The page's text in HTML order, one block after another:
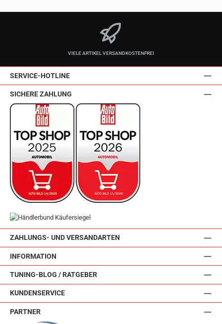
VIELE ARTIKEL VERSANDKOSTENFREI
SERVICE-HOTLINE
ZAHLUNGS- UND VERSANDARTEN
INFORMATION
TUNING-BLOG / RATGEBER
KUNDENSERVICE
SICHERE ZAHLUNG
PARTNER